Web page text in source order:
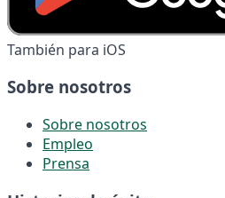
También para iOS
Sobre nosotros
Sobre nosotros
Empleo
Prensa